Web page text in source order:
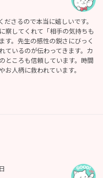
さるので本当に嬉しいです。
察してくれて「相手の気持ちも
す。先生の感性の鋭さにびっく
ているのが伝わってきます。カ
ところも信頼しています。時間
人柄に救われています。